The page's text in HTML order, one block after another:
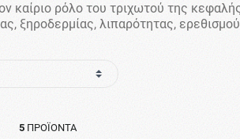
καίριο ρόλο του τριχωτού της
ξηροδερμίας, λιπαρότητας,
5ΠΡΟΪΌΝΤΑ